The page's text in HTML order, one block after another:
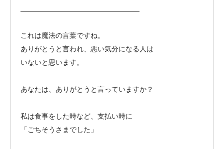
━━━━━━━━━━━━━━━━━
これは魔法の言葉ですね。
ありがとうと言われ、悪い気分になる人は
いないと思います。
あなたは、ありがとうと言っていますか？
私は食事をした時など、支払い時に
「ごちそうさまでした」